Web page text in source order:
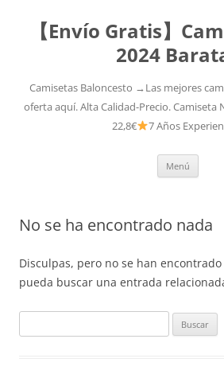
【Envío Gratis】
2024
Camisetas Baloncesto →Las mejores
oferta aquí. Alta Calidad-Precio. Camiseta
22,8€
7 Años
Menú
No se ha encontrado nada
Disculpas, pero no se han
pueda buscar una entrada